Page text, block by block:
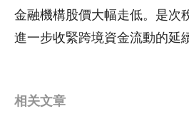
金融機構股價大幅走低。是次
進一步收緊跨境資金流動的延
相关文章